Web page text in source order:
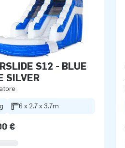
S12 - BLUE
SILVER
6 x 2.7 x 3.7m
€